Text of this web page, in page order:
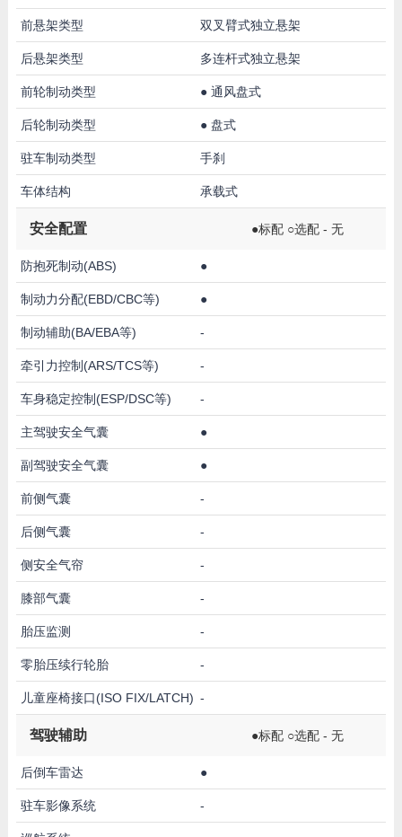
前悬架类型 双叉臂式独立悬架
后悬架类型 多连杆式独立悬架
前轮制动类型 ● 通风盘式
后轮制动类型 ● 盘式
驻车制动类型 手刹
车体结构 承载式
安全配置 ●标配 ○选配 - 无
防抱死制动(ABS) ●
制动力分配(EBD/CBC等) ●
制动辅助(BA/EBA等) -
牵引力控制(ARS/TCS等) -
车身稳定控制(ESP/DSC等) -
主驾驶安全气囊 ●
副驾驶安全气囊 ●
前侧气囊 -
后侧气囊 -
侧安全气帘 -
膝部气囊 -
胎压监测 -
零胎压续行轮胎 -
儿童座椅接口(ISO FIX/LATCH) -
驾驶辅助 ●标配 ○选配 - 无
后倒车雷达 ●
驻车影像系统 -